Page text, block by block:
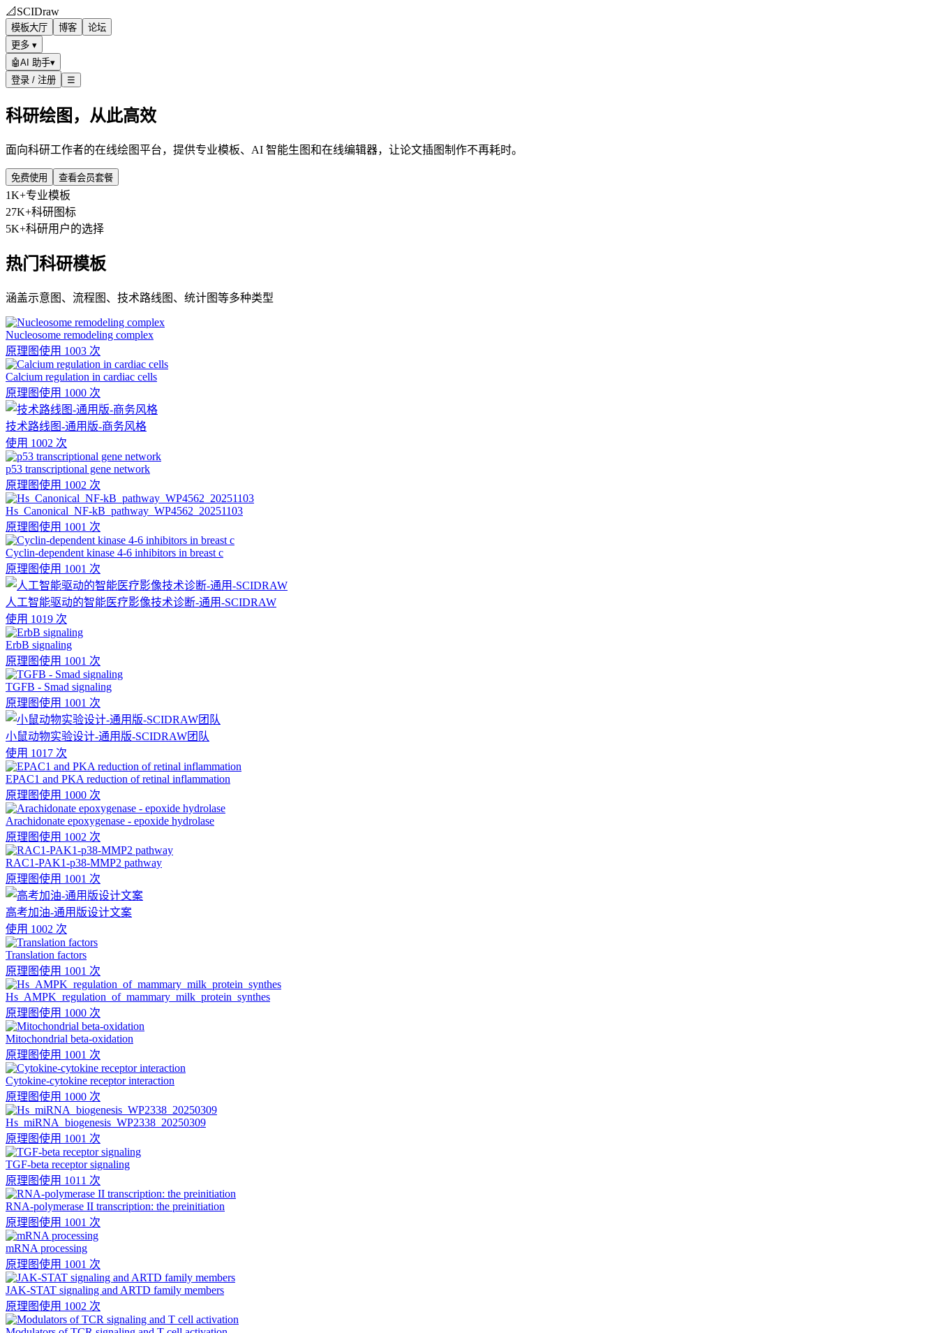
📐 SCIDraw
模板大厅 博客
论坛
更多 ▾
🤖AI 助手▾
登录 / 注册
☰
科研绘图，从此高效
面向科研工作者的在线绘图平台，提供专业模板、AI 智能生图和在线编辑器，让论文插图制作不再耗时。
免费使用 查看会员套餐
1K+专业模板
27K+科研图标
5K+科研用户的选择
热门科研模板
涵盖示意图、流程图、技术路线图、统计图等多种类型
Nucleosome remodeling complex
原理图使用 1003 次
Calcium regulation in cardiac cells
原理图使用 1000 次
技术路线图-通用版-商务风格
使用 1002 次
p53 transcriptional gene network
原理图使用 1002 次
Hs_Canonical_NF-kB_pathway_WP4562_20251103
原理图使用 1001 次
Cyclin-dependent kinase 4-6 inhibitors in breast c
原理图使用 1001 次
人工智能驱动的智能医疗影像技术诊断-通用-SCIDRAW
使用 1019 次
ErbB signaling
原理图使用 1001 次
TGFB - Smad signaling
原理图使用 1001 次
小鼠动物实验设计-通用版-SCIDRAW团队
使用 1017 次
EPAC1 and PKA reduction of retinal inflammation
原理图使用 1000 次
Arachidonate epoxygenase - epoxide hydrolase
原理图使用 1002 次
RAC1-PAK1-p38-MMP2 pathway
原理图使用 1001 次
高考加油-通用版设计文案
使用 1002 次
Translation factors
原理图使用 1001 次
Hs_AMPK_regulation_of_mammary_milk_protein_synthes
原理图使用 1000 次
Mitochondrial beta-oxidation
原理图使用 1001 次
Cytokine-cytokine receptor interaction
原理图使用 1000 次
Hs_miRNA_biogenesis_WP2338_20250309
原理图使用 1001 次
TGF-beta receptor signaling
原理图使用 1011 次
RNA-polymerase II transcription: the preinitiation
原理图使用 1001 次
mRNA processing
原理图使用 1001 次
JAK-STAT signaling and ARTD family members
原理图使用 1002 次